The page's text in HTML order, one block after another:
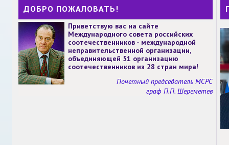
ДОБРО ПОЖАЛОВАТЬ!
Приветствую вас на сайте
Международного совета российских
соотечественников - международной
неправительственной организации,
объединяющей 51 организацию
соотечественников из 28 стран мира!
Почетный председатель МСРС
граф П.П. Шереметев